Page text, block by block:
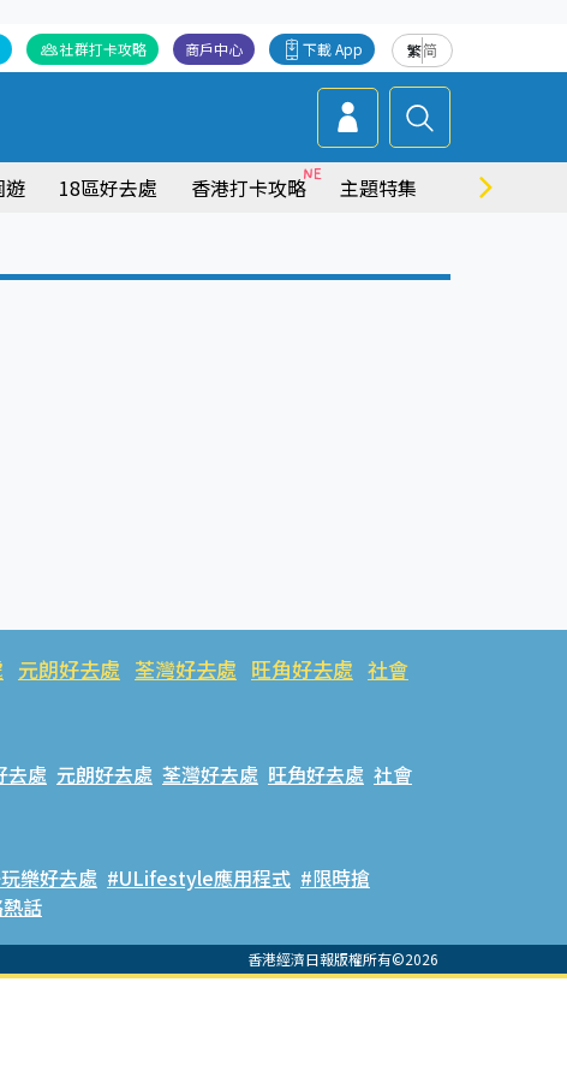
繁简
下載 App
商戶中心
社群打卡攻略
遊 18區好去處 香港打卡攻略 主題特集 商場情報
元朗好去處 荃灣好去處 旺角好去處 社會
去處 元朗好去處 荃灣好去處 旺角好去處 社會
樂好去處 #ULifestyle應用程式 #限時搶
話
香港經濟日報版權所有©2026